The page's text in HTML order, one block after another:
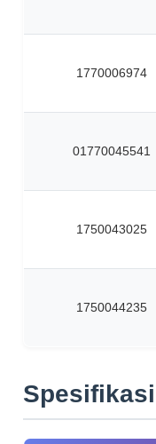
1770006974
01770045541
1750043025
1750044235